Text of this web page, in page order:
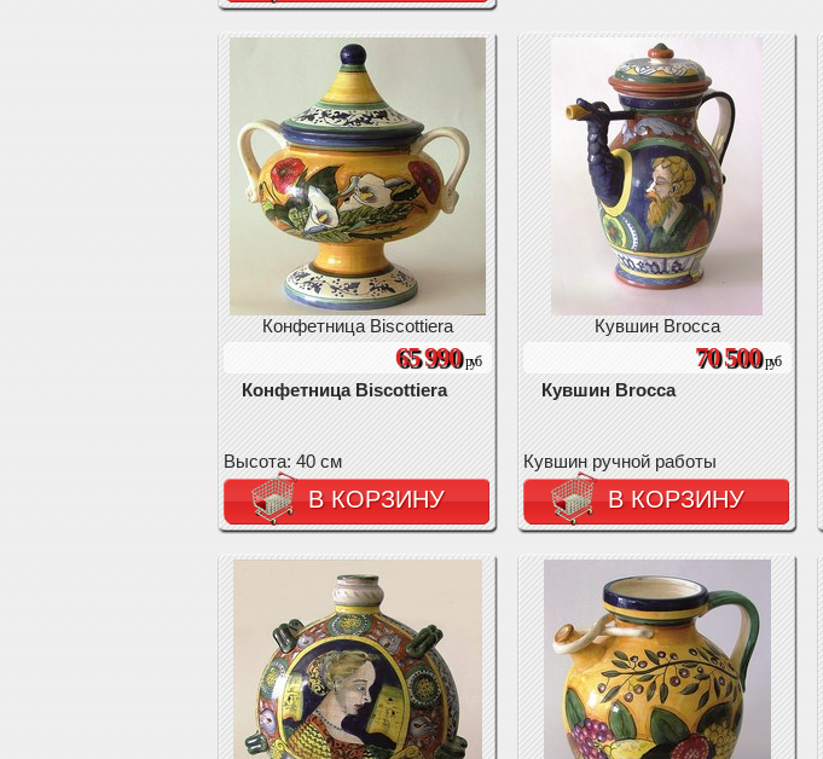
Конфетница Biscottiera
65 990руб
Конфетница Biscottiera
Высота: 40 см
В КОРЗИНУ
Кувшин Brocca
70 500руб
Кувшин Brocca
Кувшин ручной работы
В КОРЗИНУ